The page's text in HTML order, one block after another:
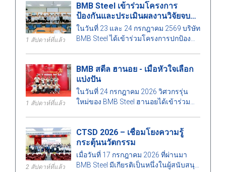
เกียรติ.
1 สัปดาห์ที่แล้ว
BMB Steel เข้าร่วมโครงการ
ป้องกันและประเมินผลงานวิจัยจบ
การศึกษา 2026
ในวันที่ 23 และ 24 กรกฎาคม 2569 บริษัท
BMB Steel ได้เข้าร่วมโครงการปกป้อง
ก่อสร้างประจำปี 2569 ซึ่งจัดโดยคณะ
สถาปัตยกรรมศาสตร์ มหาวิทยาลัย
สถาปัตยกรรมเมืองโฮจิมินห์ การดำเนิน
กิจกรรมนี้มีความหมายเพื่อสร้างความ
ภาคธุรกิจ รวมทั้งเป็นการช่วยยกระดับ
คุณภาพการศึกษาเพื่อตอบสนองความ
ต้องการพัฒนาของอุตสาหกรรมก่อสร้าง.
1 สัปดาห์ที่แล้ว
BMB สตีล ฮานอย - เมื่อหัวใจเลือก
แบ่งปัน
ในวันที่ 24 กรกฎาคม 2026 วิศวกรรุ่น
ใหม่ของ BMB Steel ฮานอยได้เข้าร่วม
ระจายจิตวิญญาณแห่งความรักและความ
รับผิดชอบต่อสังคม.
2 สัปดาห์ที่แล้ว
CTSD 2026 – เชื่อมโยงความรู้
กระตุ้นนวัตกรรม
เมื่อวันที่ 17 กรกฎาคม 2026 ที่ผ่านมา
BMB Steel มีเกียรติเป็นหนึ่งในผู้สนับสนุน